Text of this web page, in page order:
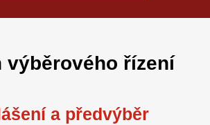
výběrového řízení
a předvýběr